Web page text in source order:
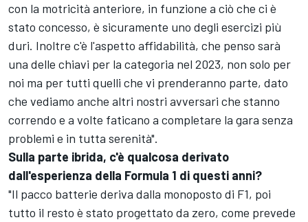
con la motricità anteriore, in funzione a ciò che ci è
stato concesso, è sicuramente uno degli esercizi più
duri. Inoltre c'è l'aspetto affidabilità, che penso sarà
una delle chiavi per la categoria nel 2023, non solo per
noi ma per tutti quelli che vi prenderanno parte, dato
che vediamo anche altri nostri avversari che stanno
correndo e a volte faticano a completare la gara senza
problemi e in tutta serenità".
Sulla parte ibrida, c'è qualcosa derivato
dall'esperienza della Formula 1 di questi anni?
"Il pacco batterie deriva dalla monoposto di F1, poi
tutto il resto è stato progettato da zero, come prevede